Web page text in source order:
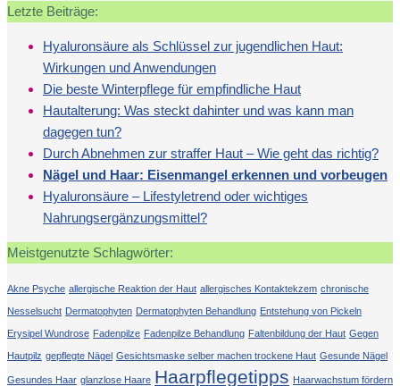
Letzte Beiträge:
Hyaluronsäure als Schlüssel zur jugendlichen Haut:
Wirkungen und Anwendungen
Die beste Winterpflege für empfindliche Haut
Hautalterung: Was steckt dahinter und was kann man
dagegen tun?
Durch Abnehmen zur straffer Haut – Wie geht das richtig?
Nägel und Haar: Eisenmangel erkennen und vorbeugen
Hyaluronsäure – Lifestyletrend oder wichtiges
Nahrungsergänzungsmittel?
Meistgenutzte Schlagwörter:
Akne Psyche allergische Reaktion der Haut allergisches Kontaktekzem chronische
Nesselsucht Dermatophyten Dermatophyten Behandlung Entstehung von Pickeln
Erysipel Wundrose Fadenpilze Fadenpilze Behandlung Faltenbildung der Haut Gegen
Hautpilz gepflegte Nägel Gesichtsmaske selber machen trockene Haut Gesunde Nägel
Gesundes Haar glanzlose Haare Haarpflegetipps Haarwachstum fördern